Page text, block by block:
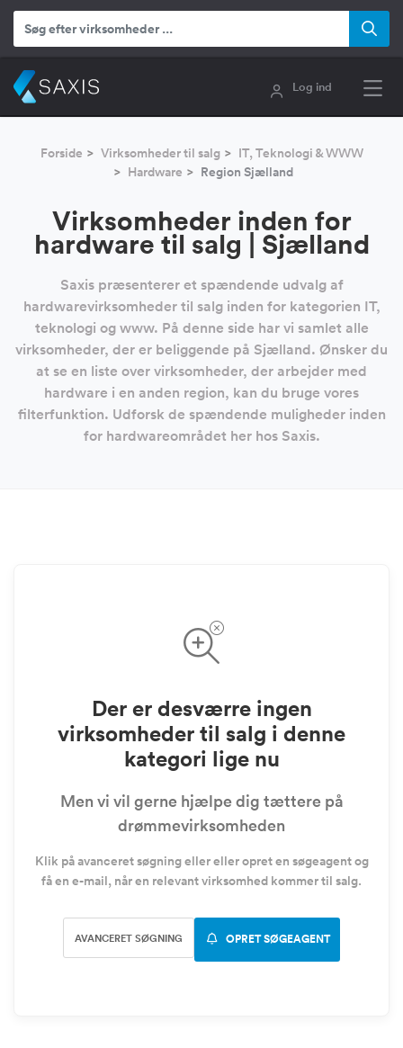
Log ind
Forside Virksomheder til salg
IT, Teknologi & WWW
Hardware
Region Sjælland
Virksomheder inden for
hardware til salg | Sjælland
Saxis præsenterer et spændende udvalg af
hardwarevirksomheder til salg inden for kategorien IT,
teknologi og www. På denne side har vi samlet alle
virksomheder, der er beliggende på Sjælland. Ønsker du
at se en liste over virksomheder, der arbejder med
hardware i en anden region, kan du bruge vores
filterfunktion. Udforsk de spændende muligheder inden
for hardwareområdet her hos Saxis.
Der er desværre ingen
virksomheder til salg i denne
kategori lige nu
Men vi vil gerne hjælpe dig tættere på
drømmevirksomheden
Klik på avanceret søgning eller eller opret en søgeagent og
få en e-mail, når en relevant virksomhed kommer til salg.
AVANCERET SØGNING OPRET SØGEAGENT